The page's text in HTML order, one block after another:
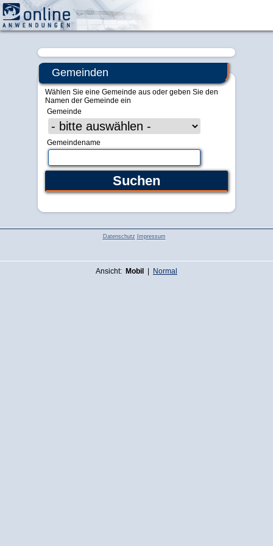
Gemeinden
Wählen Sie eine Gemeinde aus oder geben Sie den
Namen der Gemeinde ein
Gemeinde
Gemeindename
Datenschutz Impressum
Ansicht: Mobil Normal